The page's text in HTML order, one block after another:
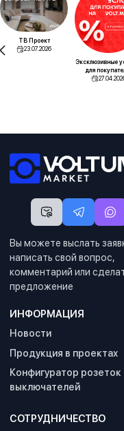
ТВ Проект
23.07.2026
Эксклюзивные
для
Вы можете выслать
написать свой вопрос,
комментарий или
предложение
ИНФОРМАЦИЯ
Новости
Продукция в проектах
Конфигуратор розеток
выключателей
СОТРУДНИЧЕСТВО